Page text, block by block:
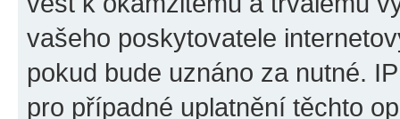
vašeho poskytovatele
pokud bude uznáno za nutné.
pro případné uplatnění těchto